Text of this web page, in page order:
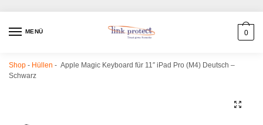
MENÜ 0
Shop - Hüllen - Apple Magic Keyboard für 11″ iPad Pro (M4) Deutsch –
Schwarz